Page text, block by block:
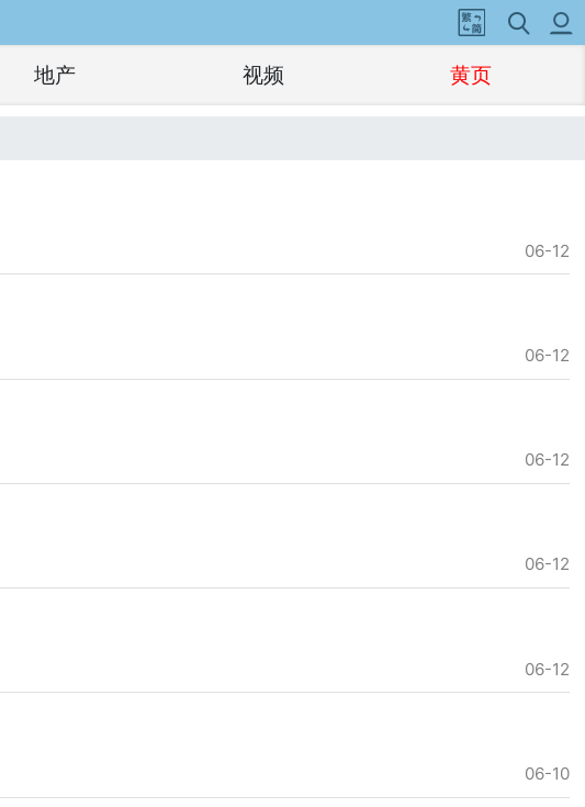
地产 视频 黄页
06-12
06-12
06-12
06-12
06-12
06-10